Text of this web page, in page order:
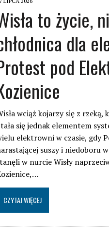
to życie,
dla
pod
wciąż kojarzy się z rzeką,
się jednak elementem
elektrowni w czasie, gdy
suszy i niedoboru
w nurcie Wisły
CZYTAJ WIĘCEJ